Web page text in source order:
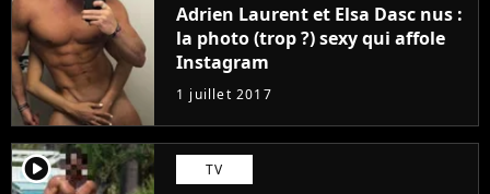
Adrien Laurent et Elsa Dasc nus :
la photo (trop ?) sexy qui affole
Instagram
1 juillet 2017
player2 TV